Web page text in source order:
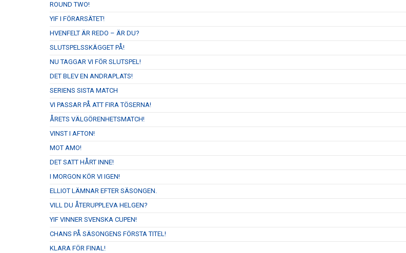
ROUND TWO!
YIF I FÖRARSÄTET!
HVENFELT ÄR REDO – ÄR DU?
SLUTSPELSSKÄGGET PÅ!
NU TAGGAR VI FÖR SLUTSPEL!
DET BLEV EN ANDRAPLATS!
SERIENS SISTA MATCH
VI PASSAR PÅ ATT FIRA TÖSERNA!
ÅRETS VÄLGÖRENHETSMATCH!
VINST I AFTON!
MOT AMO!
DET SATT HÅRT INNE!
I MORGON KÖR VI IGEN!
ELLIOT LÄMNAR EFTER SÄSONGEN.
VILL DU ÅTERUPPLEVA HELGEN?
YIF VINNER SVENSKA CUPEN!
CHANS PÅ SÄSONGENS FÖRSTA TITEL!
KLARA FÖR FINAL!